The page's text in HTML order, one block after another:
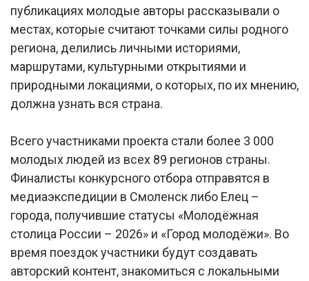
публикациях молодые авторы рассказывали о
местах, которые считают точками силы родного
региона, делились личными историями,
маршрутами, культурными открытиями и
природными локациями, о которых, по их мнению,
должна узнать вся страна.
Всего участниками проекта стали более 3 000
молодых людей из всех 89 регионов страны.
Финалисты конкурсного отбора отправятся в
медиаэкспедиции в Смоленск либо Елец –
города, получившие статусы «Молодёжная
столица России – 2026» и «Город молодёжи». Во
время поездок участники будут создавать
авторский контент, знакомиться с локальными